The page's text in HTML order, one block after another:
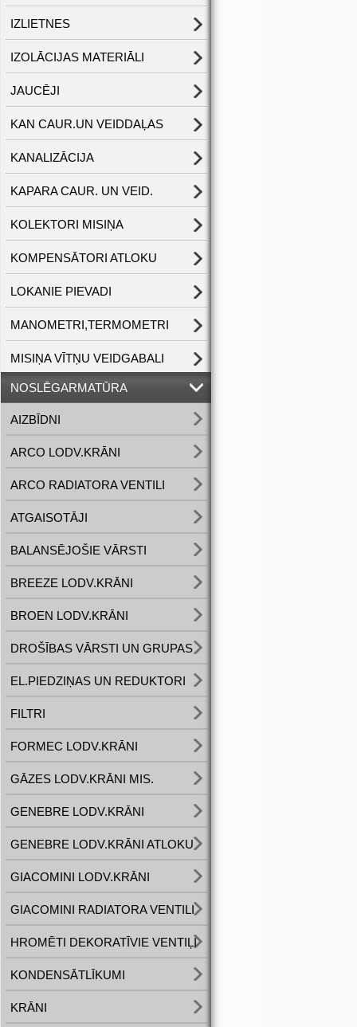
IZLIETNES
IZOLĀCIJAS MATERIĀLI
JAUCĒJI
KAN CAUR.UN VEIDDAĻAS
KANALIZĀCIJA
KAPARA CAUR. UN VEID.
KOLEKTORI MISIŅA
KOMPENSĀTORI ATLOKU
LOKANIE PIEVADI
MANOMETRI,TERMOMETRI
MISIŅA VĪTŅU VEIDGABALI
NOSLĒGARMATŪRA
AIZBĪDNI
ARCO LODV.KRĀNI
ARCO RADIATORA VENTILI
ATGAISOTĀJI
BALANSĒJOŠIE VĀRSTI
BREEZE LODV.KRĀNI
BROEN LODV.KRĀNI
DROŠĪBAS VĀRSTI UN GRUPAS
EL.PIEDZIŅAS UN REDUKTORI
FILTRI
FORMEC LODV.KRĀNI
GĀZES LODV.KRĀNI MIS.
GENEBRE LODV.KRĀNI
GENEBRE LODV.KRĀNI ATLOKU
GIACOMINI LODV.KRĀNI
GIACOMINI RADIATORA VENTILI
HROMĒTI DEKORATĪVIE VENTIĻI
KONDENSĀTLĪKUMI
KRĀNI